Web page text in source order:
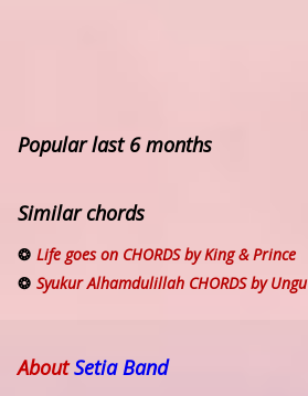
Popular last 6 months
Similar chords
Life goes on CHORDS by King & Prince
Syukur Alhamdulillah CHORDS by Ungu
AboutSetia Band